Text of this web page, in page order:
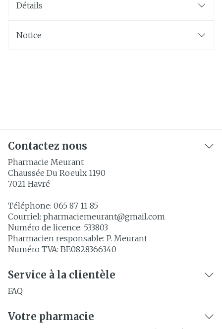
Détails
Notice
Contactez nous
Pharmacie Meurant
Chaussée Du Roeulx 1190
7021 Havré
Téléphone: 065 87 11 85
Courriel: pharmaciemeurant@gmail.com
Numéro de licence: 533803
Pharmacien responsable: P. Meurant
Numéro TVA: BE0828366340
Service à la clientèle
FAQ
Votre pharmacie